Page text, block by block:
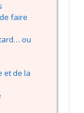
faire
ou
et de la